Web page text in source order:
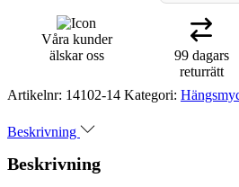
Våra kunder
älskar oss
99 dagars
returrätt
Artikelnr: 14102-14 Kategori:
Beskrivning
Beskrivning